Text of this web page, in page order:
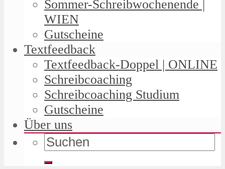
Sommer-Schreibwochenende |
WIEN
Gutscheine
Textfeedback
Textfeedback-Doppel | ONLINE
Schreibcoaching
Schreibcoaching Studium
Gutscheine
Über uns